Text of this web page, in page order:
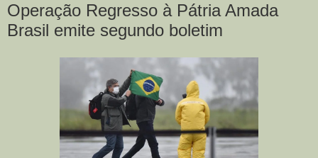
Operação Regresso à Pátria Amada
Brasil emite segundo boletim